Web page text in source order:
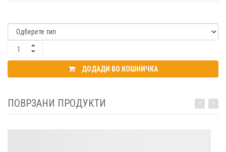
ДОДАДИ ВО КОШНИЧКА
ПОВРЗАНИ ПРОДУКТИ